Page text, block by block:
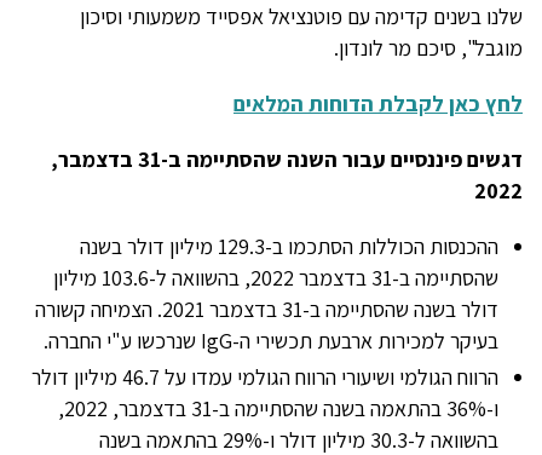
שלנו בשנים קדימה עם פוטנציאל אפסייד משמעותי וסיכון
מוגבל", סיכם מר לונדון.
לחץ כאן לקבלת הדוחות המלאים
דגשים פיננסיים עבור השנה שהסתיימה ב-31
בדצמבר,
2022
ההכנסות הכוללות הסתכמו ב-129.3 מיליון דולר בשנה
שהסתיימה ב-31 בדצמבר 2022, בהשוואה ל-103.6 מיליון
דולר בשנה שהסתיימה ב-31 בדצמבר 2021. הצמיחה קשורה
בעיקר למכירות ארבעת תכשירי ה-IgG שנרכשו ע"י החברה.
הרווח הגולמי ושיעורי הרווח הגולמי עמדו על 46.7 מיליון דולר
ו-36% בהתאמה בשנה שהסתיימה ב-31 בדצמבר, 2022,
בהשוואה ל-30.3 מיליון דולר ו-29% בהתאמה בשנה